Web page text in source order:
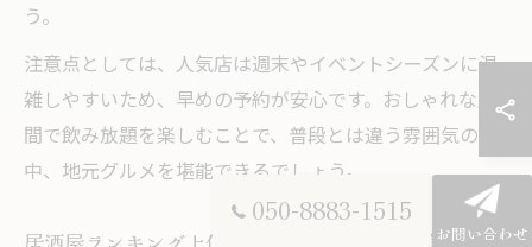
う。
注意点としては、人気店は週末やイベントシーズンに混
雑しやすいため、早めの予約が安心です。おしゃれな空
間で飲み放題を楽しむことで、普段とは違う雰囲気の
中、地元グルメを堪能できるでしょう。
050-8883-1515
お問い合わせ